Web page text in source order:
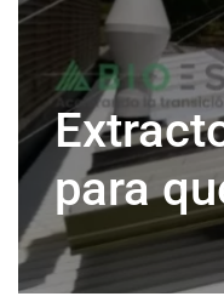
para